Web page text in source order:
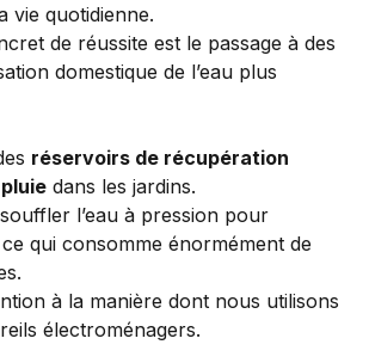
de réussite est le passage à des
domestique de l’eau plus
réservoirs de récupération
pluie dans les jardins.
l’eau à pression pour
qui consomme énormément de
à la manière dont nous utilisons
électroménagers.